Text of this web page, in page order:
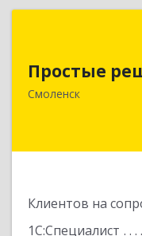
Простые
Смоленск
Клиентов на
1С:Специалист
214015,